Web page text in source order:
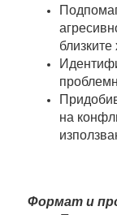
близките
на
Формат и